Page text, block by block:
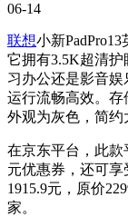
06-14
联想小新
它拥有3.5K超清
习办公还是影音娱
运行流畅高效。存
外观为灰色，简约
在京东平台，此款
元优惠券，还可享
1915.9元，原价
家。